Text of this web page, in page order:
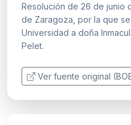
Resolución de 26 de junio
de Zaragoza, por la que
Universidad a doña
Pelet.
Ver fuente original